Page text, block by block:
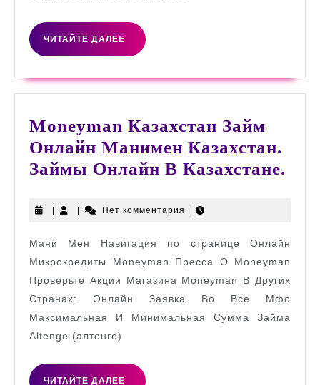
ЧИТАЙТЕ ДАЛЕЕ
ЧИТАЙТЕ
ДАЛЕЕ
Moneyman Казахстан Займ
Онлайн Манимен Казахстан.
Займы Онлайн В Казахстане.
| | Нет комментария |
Мани Мен Навигация по странице Онлайн
Микрокредиты Moneyman Пресса О Moneyman
Проверьте Акции Магазина Moneyman В Других
Странах: Онлайн Заявка Во Все Мфо
Максимальная И Минимальная Сумма Займа
Altenge (алтенге)
ЧИТАЙТЕ ДАЛЕЕ ЧИТАЙТЕ